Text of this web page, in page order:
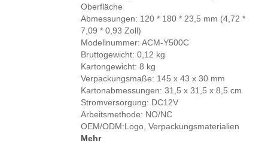
Oberfläche
Abmessungen: 120 * 180 * 23,5 mm (4,72 *
7,09 * 0,93 Zoll)
Modellnummer: ACM-Y500C
Bruttogewicht: 0,12 kg
Kartongewicht: 8 kg
Verpackungsmaße: 145 x 43 x 30 mm
Kartonabmessungen: 31,5 x 31,5 x 8,5 cm
Stromversorgung: DC12V
Arbeitsmethode: NO/NC
OEM/ODM:Logo, Verpackungsmaterialien
Mehr